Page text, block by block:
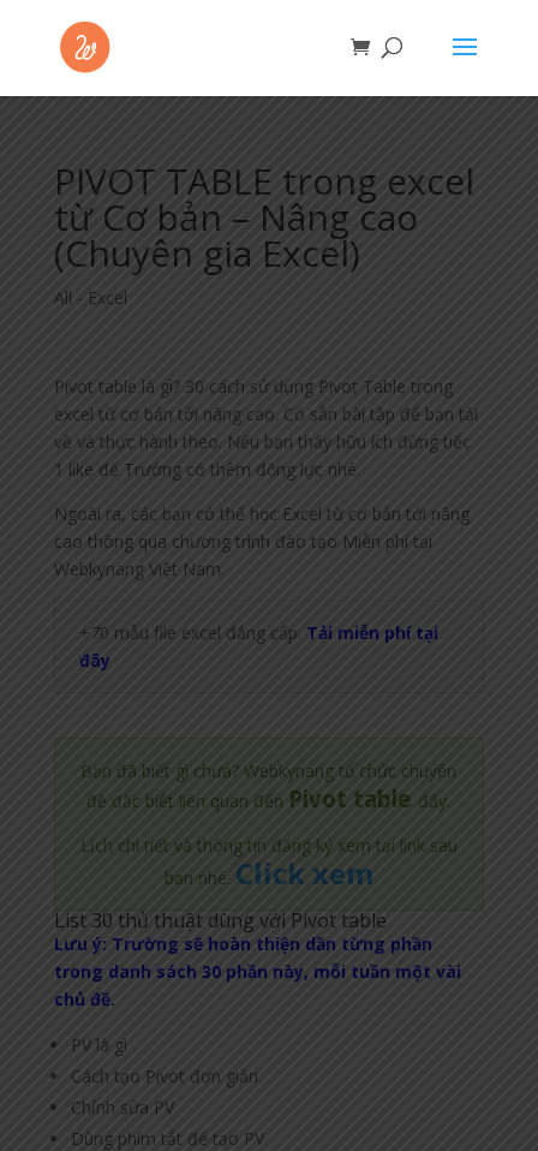
PIVOT TABLE trong excel
từ Cơ bản – Nâng cao
(Chuyên gia Excel)
All - Excel
Pivot table là gì? 30 cách sử dụng Pivot Table trong
excel từ cơ bản tới nâng cao. Có sẵn bài tập để bạn tải
về và thực hành theo. Nếu bạn thấy hữu ích đừng tiếc
1 like để Trường có thêm động lực nhé.
Ngoài ra, các bạn có thể học Excel từ cơ bản tới nâng
cao thông qua chương trình đào tạo Miễn phí tại
Webkynang Việt Nam.
+70 mẫu file excel đẳng cấp: Tải miễn phí tại
đây
Bạn đã biết gì chưa? Webkynang tổ chức chuyên
đề đặc biệt liên quan đến Pivot table đấy.
Lịch chi tiết và thông tin đăng ký xem tại link sau
bạn nhé: Click xem
List 30 thủ thuật dùng với Pivot table
Lưu ý: Trường sẽ hoàn thiện dần từng phần
trong danh sách 30 phần này, mỗi tuần một vài
chủ đề.
PV là gì
Cách tạo Pivot đơn giản
Chỉnh sửa PV
Dùng phím tắt để tạo PV